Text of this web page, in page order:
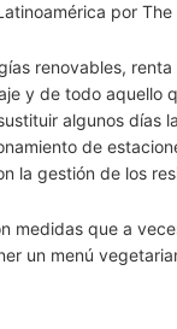
por
renovables,
y de todo
algunos
de
la gestión de los
medidas que a
un menú